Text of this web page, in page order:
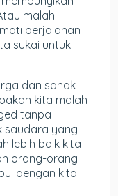
malah
perjalanan
sukai untuk
dan sanak
kita malah
tanpa
saudara yang
lebih baik kita
orang-orang
dengan kita